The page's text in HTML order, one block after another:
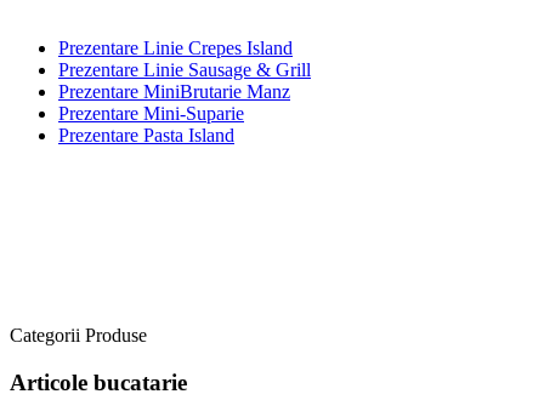
Prezentare Linie Crepes Island
Prezentare Linie Sausage & Grill
Prezentare MiniBrutarie Manz
Prezentare Mini-Suparie
Prezentare Pasta Island
Categorii Produse
Articole bucatarie